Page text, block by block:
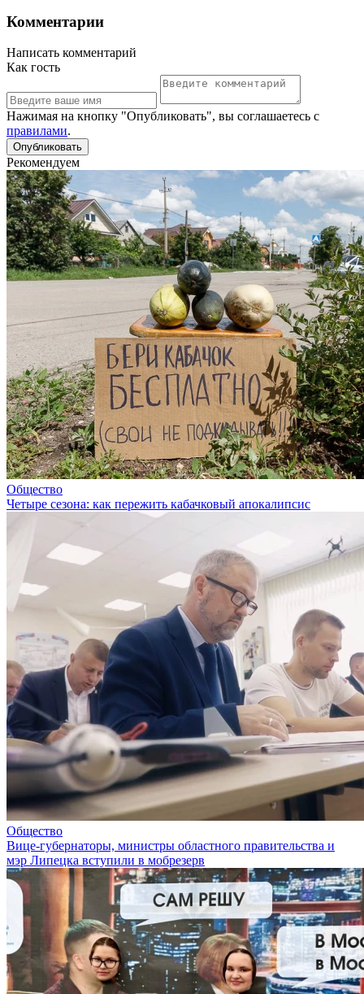
Комментарии
Написать комментарий
Как гость
Нажимая на кнопку "Опубликовать", вы соглашаетесь с
правилами.
Рекомендуем
Общество
Четыре сезона: как пережить кабачковый апокалипсис
Общество
Вице-губернаторы, министры областного правительства и
мэр Липецка вступили в мобрезерв